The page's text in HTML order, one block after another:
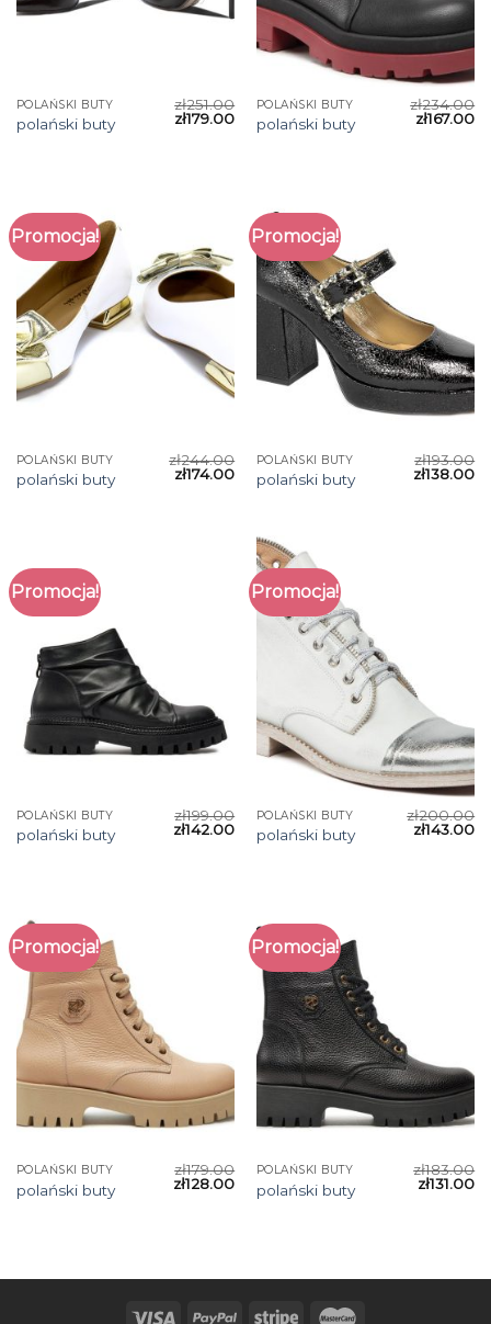
POLAŃSKI BUTY
polański buty
zł251.00
zł179.00
POLAŃSKI BUTY
polański buty
zł234.00
zł167.00
Promocja!
POLAŃSKI BUTY
polański buty
zł244.00
zł174.00
Promocja!
POLAŃSKI BUTY
polański buty
zł193.00
zł138.00
Promocja!
POLAŃSKI BUTY
polański buty
zł199.00
zł142.00
Promocja!
POLAŃSKI BUTY
polański buty
zł200.00
zł143.00
Promocja!
POLAŃSKI BUTY
polański buty
zł179.00
zł128.00
Promocja!
POLAŃSKI BUTY
polański buty
zł183.00
zł131.00